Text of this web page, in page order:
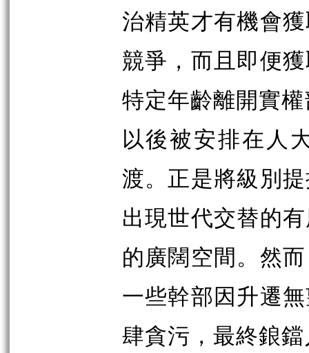
治精英才有機會
競爭，而且即便
特定年齡離開實
以後被安排在人
渡。正是將級別
出現世代交替的
的廣闊空間。然
一些幹部因升遷
肆貪污，最終鋃